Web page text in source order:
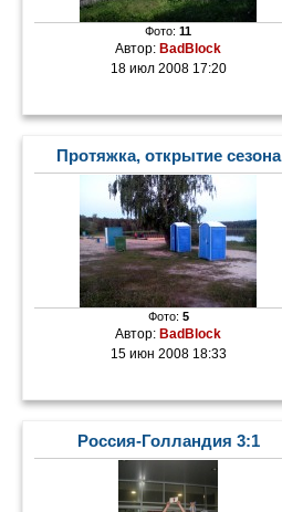
Фото:11
Автор:BadBlock
18 июл 2008 17:20
Протяжка, открытие сезона
Фото: 5
Автор:BadBlock
15 июн 2008 18:33
Россия-Голландия 3:1